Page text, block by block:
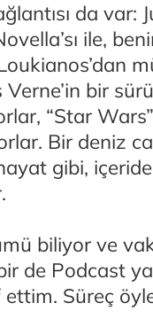
da var:
ile,
bir
“Star
Bir deniz
gibi,
biliyor ve
de Podcast
Süreç